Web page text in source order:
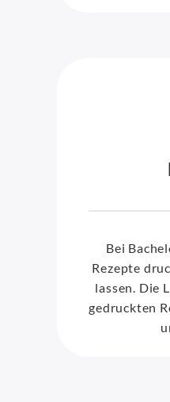
Bei
Rezepte
lassen. Die
gedruckten